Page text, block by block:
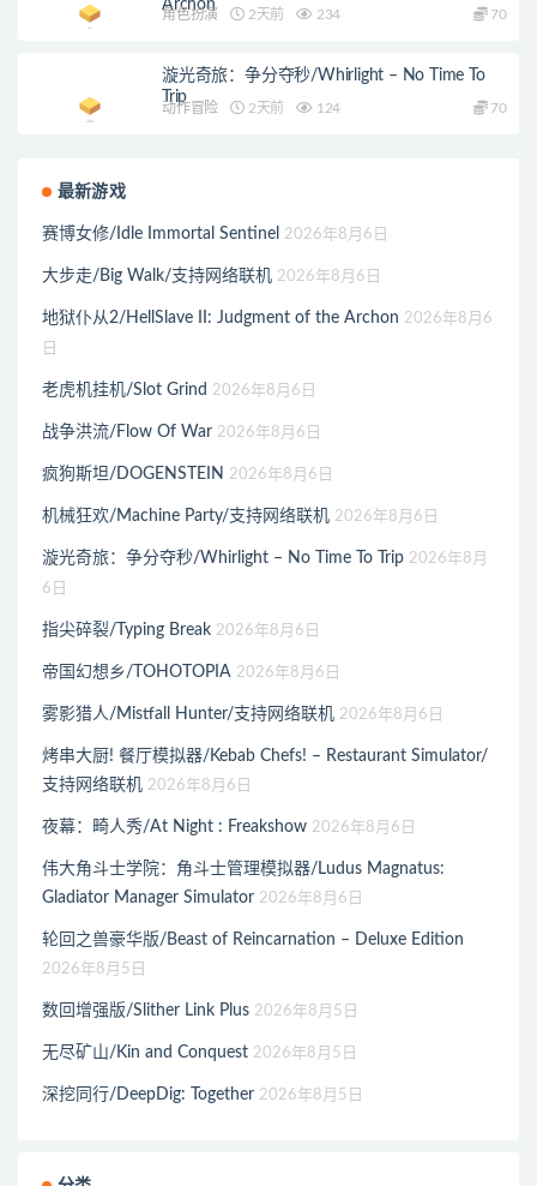
Archon
角色扮演 2天前 234 70
漩光奇旅：争分夺秒/Whirlight – No Time To
Trip
动作冒险 2天前 124 70
最新游戏
赛博女修/Idle Immortal Sentinel 2026年8月6日
大步走/Big Walk/支持网络联机 2026年8月6日
地狱仆从2/HellSlave II: Judgment of the Archon 2026年8月6
日
老虎机挂机/Slot Grind 2026年8月6日
战争洪流/Flow Of War 2026年8月6日
疯狗斯坦/DOGENSTEIN 2026年8月6日
机械狂欢/Machine Party/支持网络联机 2026年8月6日
漩光奇旅：争分夺秒/Whirlight – No Time To Trip 2026年8月
6日
指尖碎裂/Typing Break 2026年8月6日
帝国幻想乡/TOHOTOPIA 2026年8月6日
雾影猎人/Mistfall Hunter/支持网络联机 2026年8月6日
烤串大厨! 餐厅模拟器/Kebab Chefs! – Restaurant Simulator/
支持网络联机 2026年8月6日
夜幕：畸人秀/At Night : Freakshow 2026年8月6日
伟大角斗士学院：角斗士管理模拟器/Ludus Magnatus:
Gladiator Manager Simulator 2026年8月6日
轮回之兽豪华版/Beast of Reincarnation – Deluxe Edition
2026年8月5日
数回增强版/Slither Link Plus 2026年8月5日
无尽矿山/Kin and Conquest 2026年8月5日
深挖同行/DeepDig: Together 2026年8月5日